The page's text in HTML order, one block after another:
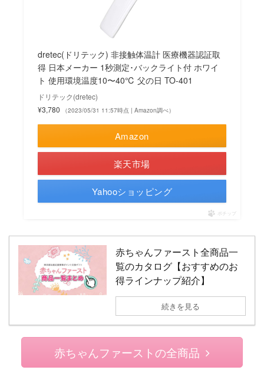
dretec(ドリテック) 非接触体温計 医療機器認証取
得 日本メーカー 1秒測定･バックライト付 ホワイ
ト 使用環境温度10〜40℃ 父の日 TO-401
ドリテック(dretec)
¥3,780
（2023/05/31 11:57時点 | Amazon調べ）
Amazon
楽天市場
Yahooショッピング
ポチップ
赤ちゃんファースト全商品一
覧のカタログ【おすすめのお
得ラインナップ紹介】
続きを見る
赤ちゃんファーストの全商品